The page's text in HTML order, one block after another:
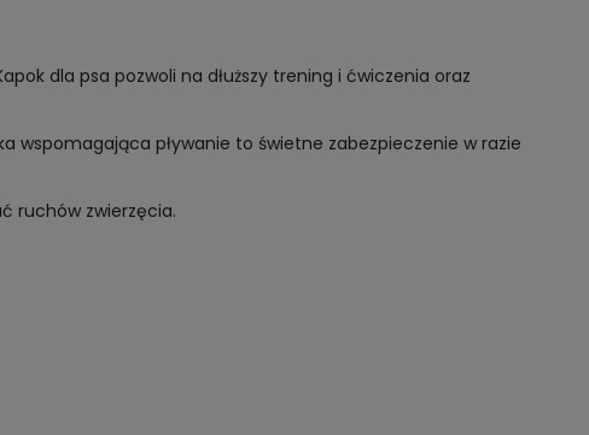
dla psa pozwoli na dłuższy trening i ćwiczenia oraz
wspomagająca pływanie to świetne zabezpieczenie w razie
ruchów zwierzęcia.